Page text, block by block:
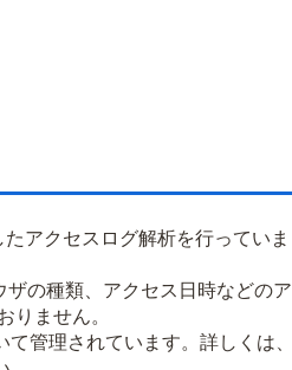
アクセスログ解析を行っていま
の種類、アクセス日時などのア
りません。
管理されています。詳しくは、